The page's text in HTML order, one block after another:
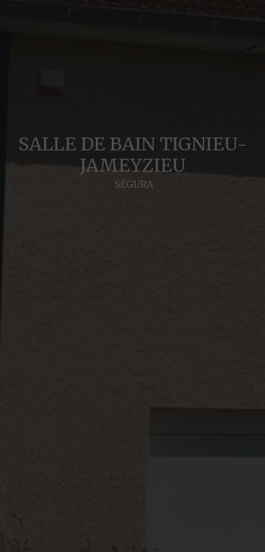
SALLE DE BAIN TIGNIEU-
JAMEYZIEU
SÉGURA